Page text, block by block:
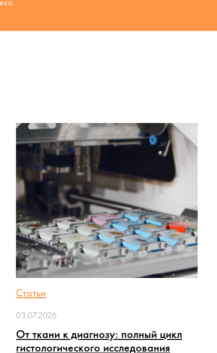
Статьи
03.07.2026
От ткани к диагнозу: полный цикл
гистологического исследования